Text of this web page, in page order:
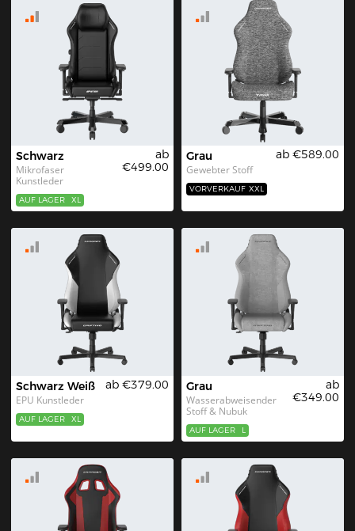
Schwarz
Mikrofaser
Kunstleder
ab
€499.00
AUF LAGER XL
Grau
Gewebter Stoff
ab €589.00
VORVERKAUF XXL
Schwarz Weiß
EPU Kunstleder
ab €379.00
AUF LAGER XL
Grau
Wasserabweisender
Stoff & Nubuk
ab
€349.00
AUF LAGER L